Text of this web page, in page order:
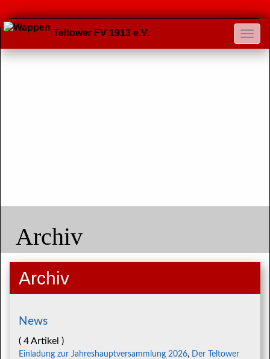
Teltower FV 1913 e.V.
Archiv
Archiv
News
( 4 Artikel )
Einladung zur Jahreshauptversammlung 2026, Der Teltower